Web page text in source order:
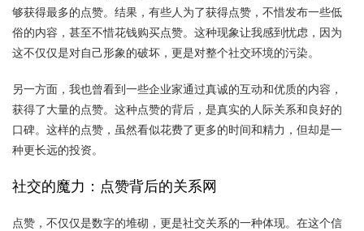
够获得最多的点赞。结果，有些人为了获得点赞，不惜发布一些低
俗的内容，甚至不惜花钱购买点赞。这种现象让我感到忧虑，因为
这不仅仅是对自己形象的破坏，更是对整个社交环境的污染。
另一方面，我也曾看到一些企业家通过真诚的互动和优质的内容，
获得了大量的点赞。这种点赞的背后，是真实的人际关系和良好的
口碑。这样的点赞，虽然看似花费了更多的时间和精力，但却是一
种更长远的投资。
社交的魔力：点赞背后的关系网
点赞，不仅仅是数字的堆砌，更是社交关系的一种体现。在这个信